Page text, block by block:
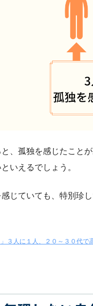
、孤独を感じたこと
いえるでしょう。
じていても、特別珍
」３人に１人、２０～３０代